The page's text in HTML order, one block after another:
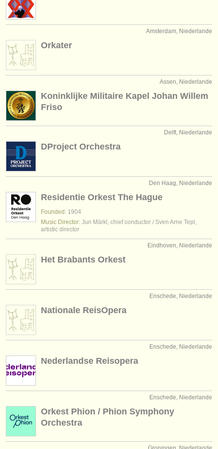
Amsterdam, Niederlande
Orkater
Assen, Niederlande
Koninklijke Militaire Kapel Johan Willem
Friso
Delft, Niederlande
DProject Orchestra
Den Haag, Niederlande
Residentie Orkest The Hague
Founded: 1904
Music Director: Jun Märkl, chief conductor / Sven Arne Tepl,
artistic director
Eindhoven, Niederlande
Het Brabants Orkest
Enschede, Niederlande
Nationale ReisOpera
Enschede, Niederlande
Nederlandse Reisopera
Enschede, Niederlande
Orkest Phion / Phion Symphony
Orchestra